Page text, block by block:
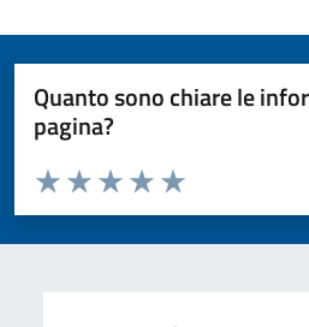
Quanto sono chiare le
pagina?
Valuta da 1 a 5 stelle la pagina
Valuta 5 stelle su
Valuta 4 stelle su 5
Valuta 3 stelle su 5
Valuta 2 stelle su 5
Valuta 1 stelle su 5